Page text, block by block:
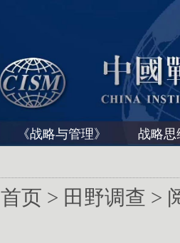
《战略与管理》 战略思
首页 > 田野调查 >